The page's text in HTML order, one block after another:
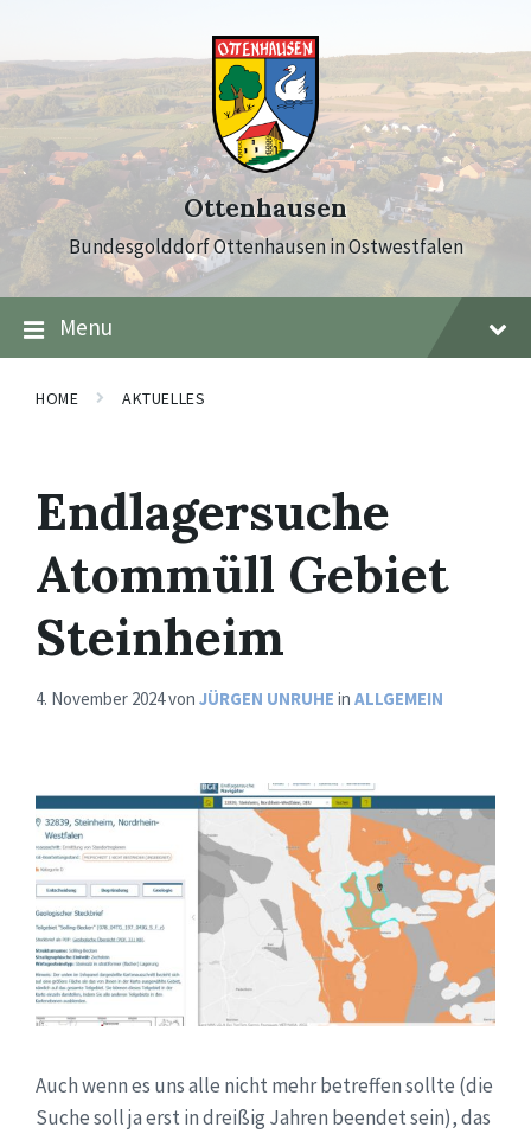
content
main
navigation
footer
Ottenhausen
Bundesgolddorf Ottenhausen in Ostwestfalen
Menu
HOME AKTUELLES
Endlagersuche
Atommüll Gebiet
Steinheim
4. November 2024von JÜRGEN UNRUHE in ALLGEMEIN
Auch wenn es uns alle nicht mehr betreffen sollte (die
Suche soll ja erst in dreißig Jahren beendet sein), das